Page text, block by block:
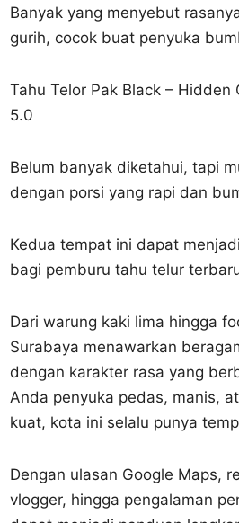
Banyak yang menyebut
gurih, cocok buat penyuka
Tahu Telor Pak Black – Hidden
5.0
Belum banyak diketahui, tapi
dengan porsi yang rapi dan
Kedua tempat ini dapat
bagi pemburu tahu telur
Dari warung kaki lima hingga
Surabaya menawarkan
dengan karakter rasa yang
Anda penyuka pedas, manis,
kuat, kota ini selalu punya
Dengan ulasan Google Maps,
vlogger, hingga pengalaman